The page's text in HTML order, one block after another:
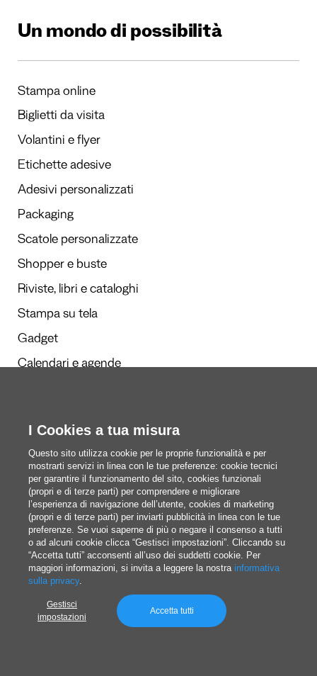
Un mondo di possibilità
Stampa online
Biglietti da visita
Volantini e flyer
Etichette adesive
Adesivi personalizzati
Packaging
Scatole personalizzate
Shopper e buste
Riviste, libri e cataloghi
Stampa su tela
Gadget
Calendari e agende
Redazione
Questi siamo noi
blog@pixartprinting.com
Privacy policy
I Cookies a tua misura
Questo sito utilizza cookie per le proprie funzionalità e per
mostrarti servizi in linea con le tue preferenze: cookie tecnici
per garantire il funzionamento del sito, cookies funzionali
(propri e di terze parti) per comprendere e migliorare
l’esperienza di navigazione dell’utente, cookies di marketing
(propri e di terze parti) per inviarti pubblicità in linea con le tue
preferenze. Se vuoi saperne di più o negare il consenso a tutti
o ad alcuni cookie clicca “Gestisci impostazioni”. Cliccando su
“Accetta tutti” acconsenti all’uso dei suddetti cookie. Per
maggiori informazioni, si invita a leggere la nostra informativa
sulla privacy.
Gestisci
impostazioni
Accetta tutti